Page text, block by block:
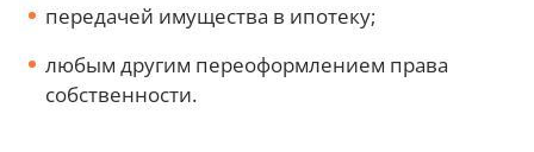
передачей имущества в ипотеку;
любым другим переоформлением права
собственности.